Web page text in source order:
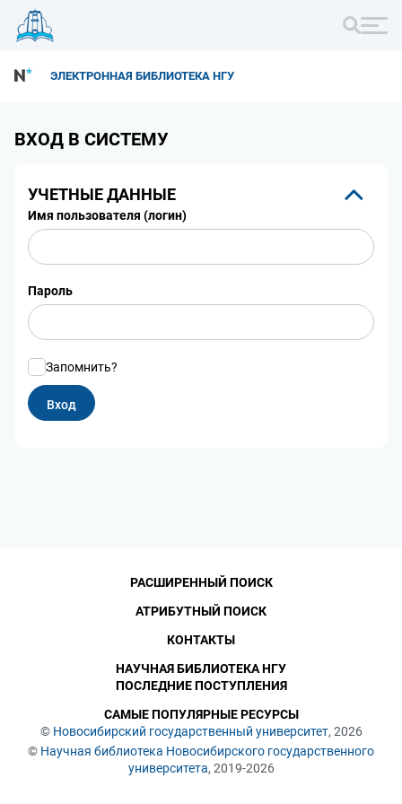
ЭЛЕКТРОННАЯ БИБЛИОТЕКА НГУ
ВХОД В СИСТЕМУ
УЧЕТНЫЕ ДАННЫЕ
Имя пользователя (логин)
Пароль
Запомнить?
© Новосибирский государственный университет, 2026
© Научная библиотека Новосибирского государственного
университета, 2019-2026
РАСШИРЕННЫЙ ПОИСК
АТРИБУТНЫЙ ПОИСК
КОНТАКТЫ
НАУЧНАЯ БИБЛИОТЕКА НГУ
ПОСЛЕДНИЕ ПОСТУПЛЕНИЯ
САМЫЕ ПОПУЛЯРНЫЕ РЕСУРСЫ